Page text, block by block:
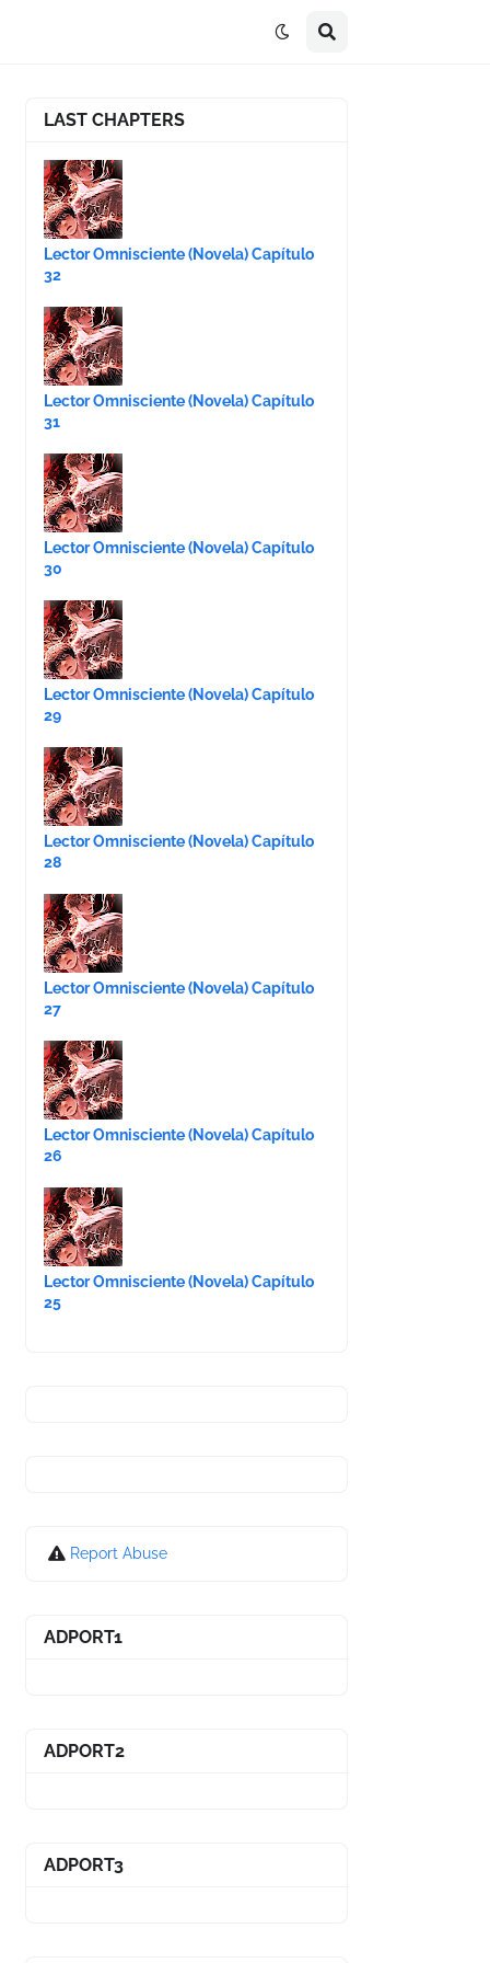
LAST CHAPTERS
Lector Omnisciente (Novela) Capítulo
32
Lector Omnisciente (Novela) Capítulo
31
Lector Omnisciente (Novela) Capítulo
30
Lector Omnisciente (Novela) Capítulo
29
Lector Omnisciente (Novela) Capítulo
28
Lector Omnisciente (Novela) Capítulo
27
Lector Omnisciente (Novela) Capítulo
26
Lector Omnisciente (Novela) Capítulo
25
Report Abuse
ADPORT1
ADPORT2
ADPORT3